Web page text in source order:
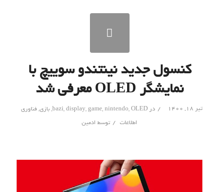
کنسول جدید نینتندو سوییچ با
نمایشگر OLED معرفی شد
تیر ۱۸, ۱۴۰۰ / در bazi,display,game,nintendo,OLED
,بازی, فناوری
اطلاعات / توسط ادمین